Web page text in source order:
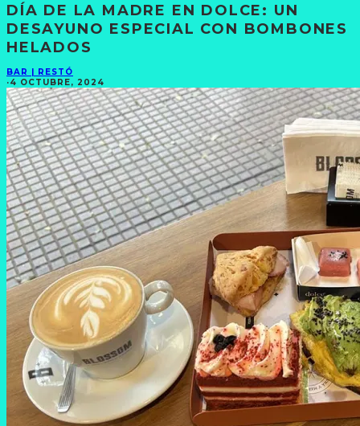
DÍA DE LA MADRE EN DOLCE: UN
DESAYUNO ESPECIAL CON BOMBONES
HELADOS
BAR | RESTÓ
·4 OCTUBRE, 2024